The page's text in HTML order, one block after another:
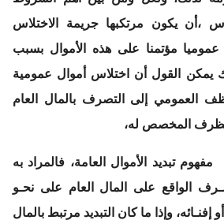
،أن يكون مرتكبها جريمة الاختلاس
مؤتمنا على هذه الأموال بسبب
يمكن القول أن اختلاس أموال عمومية
العمومي إلى التصرف بالمال العام
الظرف المخصص له،
تبديد الأموال العامة، فالمراد به
الواقع على المال العام على نحـو
إفنـائه، وإذا ما كان التبديد مرتبط بالمال